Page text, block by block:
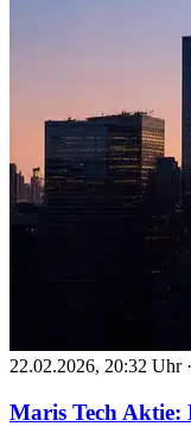
22.02.2026, 20:32 Uhr ·
Maris Tech Aktie: